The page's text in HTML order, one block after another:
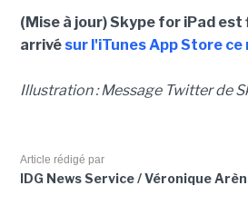
(Mise à jour) Skype for iPad
arrivé sur l'iTunes App Store ce
Illustration : Message Twitter de
Article rédigé par
IDG News Service / Véronique